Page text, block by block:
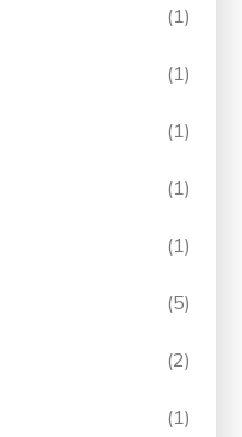
(1)
(1)
(1)
(1)
(1)
(5)
(2)
(1)